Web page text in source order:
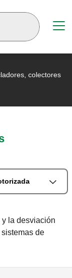
colectores
la desviación
de